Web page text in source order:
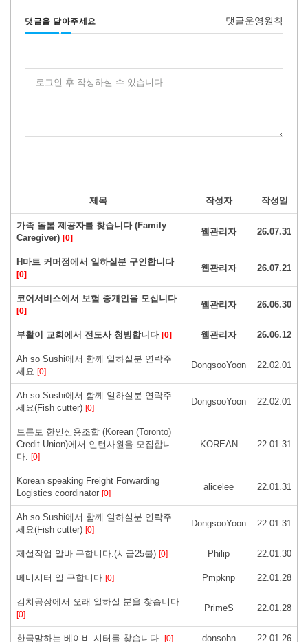
댓글을 달아주세요 댓글운영원칙
로그인 후 작성하실 수 있습니다
제목 작성자 작성일
가족 돌봄 제공자를 찾습니다 (Family
Caregiver) [0]
웹관리자 26.07.31
H마트 커머점에서 일하실분 구인합니다
[0]
웹관리자 26.07.21
코어서비스에서 보험 중개인을 모십니다
[0]
웹관리자 26.06.30
부활이 교회에서 전도사 청빙합니다 [0] 웹관리자 26.06.12
Ah so Sushi에서 함께 일하실분 연락주
세요 [0]
DongsooYoon 22.02.01
Ah so Sushi에서 함께 일하실분 연락주
세요(Fish cutter) [0]
DongsooYoon 22.02.01
토론토 한인신용조합 (Korean (Toronto)
Credit Union)에서 인턴사원을 모집합니
다. [0]
KOREAN 22.01.31
Korean speaking Freight Forwarding
Logistics coordinator [0]
alicelee 22.01.31
Ah so Sushi에서 함께 일하실분 연락주
세요(Fish cutter) [0]
DongsooYoon 22.01.31
제설작업 알바 구합니다.(시급25불) [0] Philip 22.01.30
베비시터 일 구합니다 [0] Pmpknp 22.01.28
김치공장에서 오래 일하실 분을 찾습니다
[0]
PrimeS 22.01.28
한국말하는 베이비 시터를 찾습니다. [0] donsohn 22.01.26